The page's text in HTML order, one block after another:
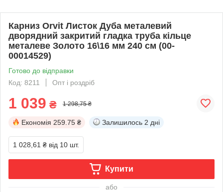
Карниз Orvit Листок Дуба металевий
дворядний закритий гладка труба кільце
металеве Золото 16\16 мм 240 см (00-
00014529)
Готово до відправки
Код: 8211
Опт і роздріб
1 039 ₴ 1 298,75 ₴
Економія 259.75 ₴ Залишилось 2 дні
1 028,61 ₴ від 10 шт.
Купити
або